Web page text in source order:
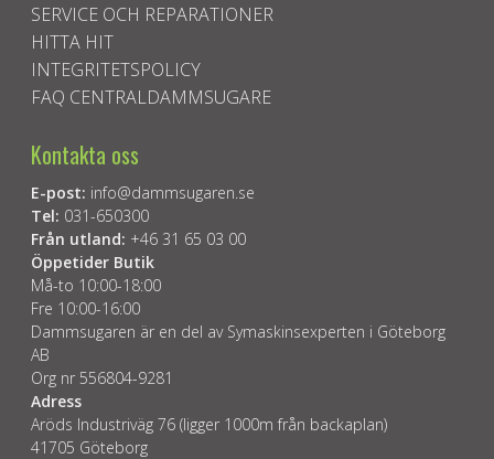
SERVICE OCH REPARATIONER
HITTA HIT
INTEGRITETSPOLICY
FAQ CENTRALDAMMSUGARE
Kontakta oss
E-post: info@dammsugaren.se
Tel: 031-650300
Från utland: +46 31 65 03 00
Öppetider Butik
Må-to 10:00-18:00
Fre 10:00-16:00
Dammsugaren är en del av Symaskinsexperten i Göteborg
AB
Org nr 556804-9281
Adress
Aröds Industriväg 76 (ligger 1000m från backaplan)
41705 Göteborg